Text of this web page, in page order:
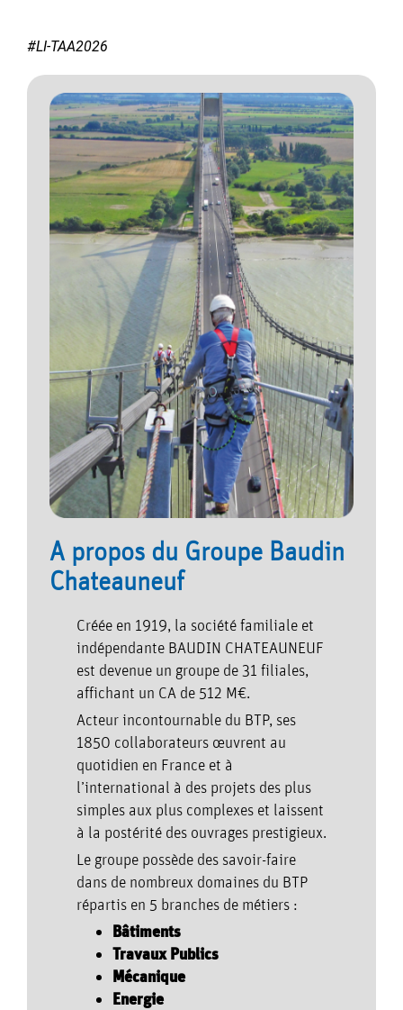
#LI-TAA2026
A propos du Groupe Baudin
Chateauneuf
Créée en 1919, la société familiale et
indépendante BAUDIN CHATEAUNEUF
est devenue un groupe de 31 filiales,
affichant un CA de 512 M€.
Acteur incontournable du BTP, ses
1850 collaborateurs œuvrent au
quotidien en France et à
l’international à des projets des plus
simples aux plus complexes et laissent
à la postérité des ouvrages prestigieux.
Le groupe possède des savoir-faire
dans de nombreux domaines du BTP
répartis en 5 branches de métiers :
Bâtiments
Travaux Publics
Mécanique
Energie